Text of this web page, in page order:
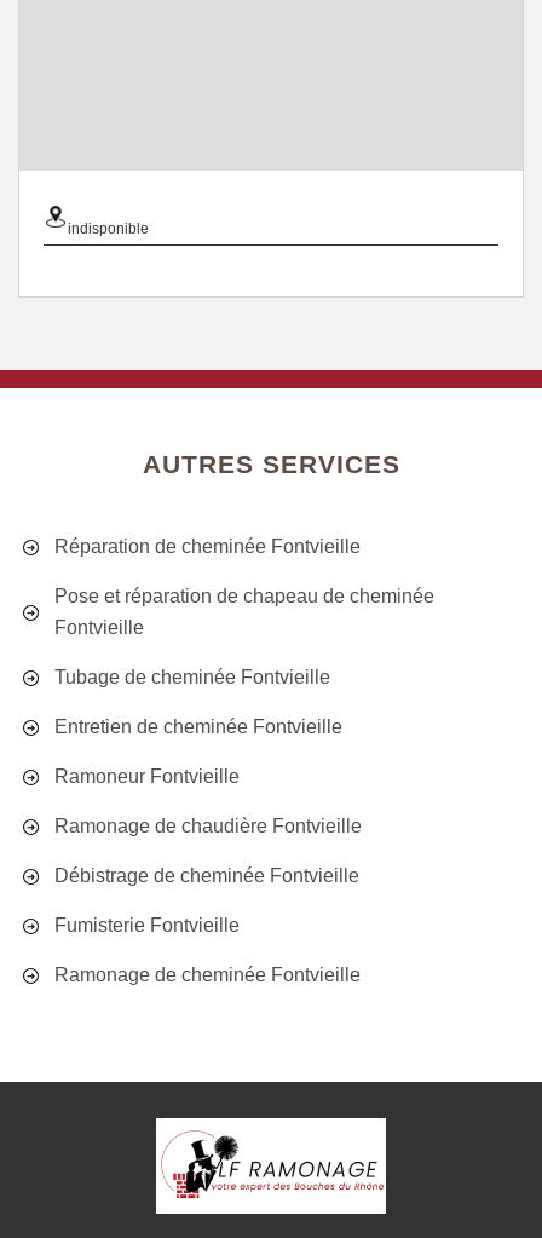
indisponible
AUTRES SERVICES
Réparation de cheminée Fontvieille
Pose et réparation de chapeau de cheminée
Fontvieille
Tubage de cheminée Fontvieille
Entretien de cheminée Fontvieille
Ramoneur Fontvieille
Ramonage de chaudière Fontvieille
Débistrage de cheminée Fontvieille
Fumisterie Fontvieille
Ramonage de cheminée Fontvieille